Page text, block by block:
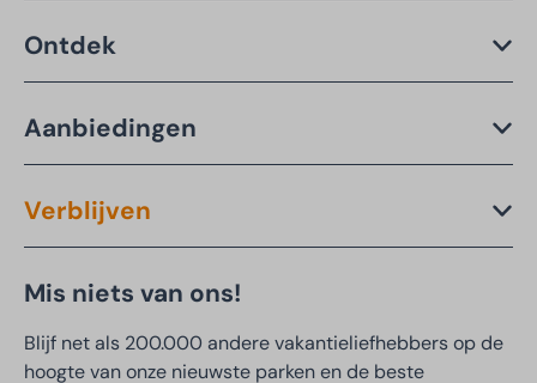
Ontdek
Aanbiedingen
Verblijven
Mis niets van ons!
Blijf net als 200.000 andere vakantieliefhebbers op de
hoogte van onze nieuwste parken en de beste